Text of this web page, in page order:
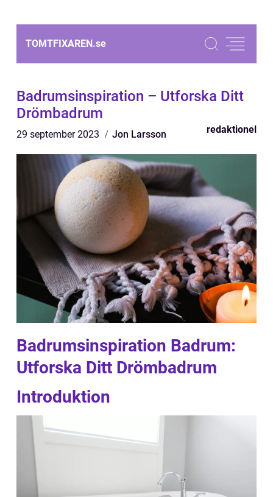
TOMTFIXAREN.se
Badrumsinspiration – Utforska Ditt
Drömbadrum
29 september 2023 Jon Larsson redaktionel
Badrumsinspiration Badrum:
Utforska Ditt Drömbadrum
Introduktion